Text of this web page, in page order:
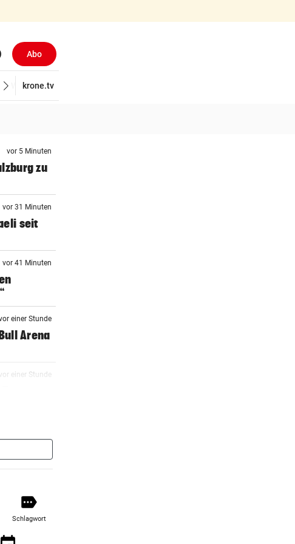
Abo
Wirtschaft
krone.tv
vor 5 Minuten
zu
vor 31 Minuten
seit
vor 41 Minuten
einer Stunde
Arena
vor einer Stunde
++
so viel
vor 2 Stunden
Schlagwort